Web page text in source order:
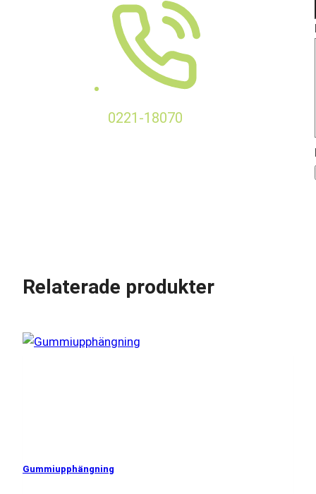
0221-18070
Relaterade produkter
Gummiupphängning